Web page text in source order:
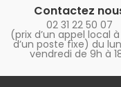
Contactez
02 31 22 50 07
(prix d’un appel local
d’un poste fixe) du
vendredi de 9h à